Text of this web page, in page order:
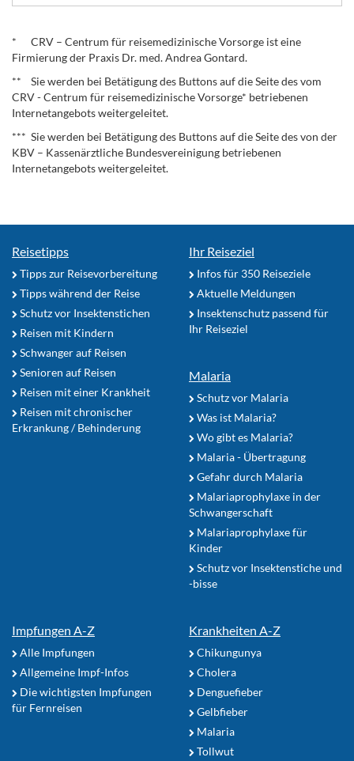
* CRV – Centrum für reisemedizinische Vorsorge ist eine
Firmierung der Praxis Dr. med. Andrea Gontard.
** Sie werden bei Betätigung des Buttons auf die Seite des vom
CRV - Centrum für reisemedizinische Vorsorge* betriebenen
Internetangebots weitergeleitet.
*** Sie werden bei Betätigung des Buttons auf die Seite des von der
KBV – Kassenärztliche Bundesvereinigung betriebenen
Internetangebots weitergeleitet.
Reisetipps
Tipps zur Reisevorbereitung
Tipps während der Reise
Schutz vor Insektenstichen
Reisen mit Kindern
Schwanger auf Reisen
Senioren auf Reisen
Reisen mit einer Krankheit
Reisen mit chronischer
Erkrankung / Behinderung
Ihr Reiseziel
Infos für 350 Reiseziele
Aktuelle Meldungen
Insektenschutz passend für
Ihr Reiseziel
Malaria
Schutz vor Malaria
Was ist Malaria?
Wo gibt es Malaria?
Malaria - Übertragung
Gefahr durch Malaria
Malariaprophylaxe in der
Schwangerschaft
Malariaprophylaxe für
Kinder
Schutz vor Insektenstiche und
-bisse
Impfungen A-Z
Alle Impfungen
Allgemeine Impf-Infos
Die wichtigsten Impfungen
für Fernreisen
Krankheiten A-Z
Chikungunya
Cholera
Denguefieber
Gelbfieber
Malaria
Tollwut